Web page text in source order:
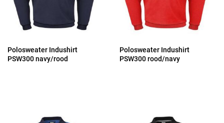
Polosweater Indushirt
PSW300 navy/rood
Polosweater Indushirt
PSW300 rood/navy